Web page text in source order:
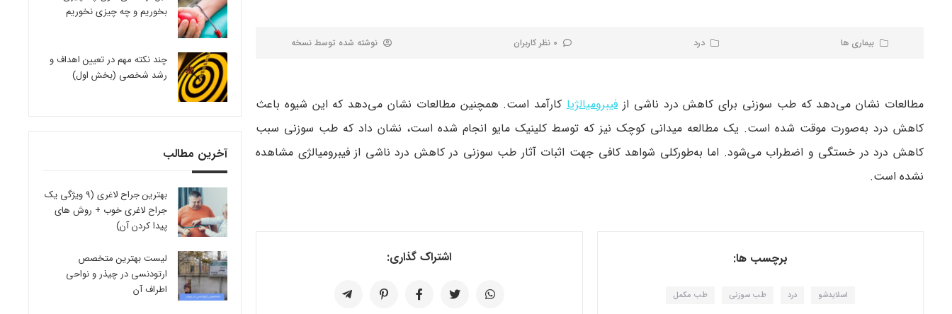
بیماری ها درد 0 نظر کاربران نوشته شده توسط نسخه
مطالعات نشان می‌دهد که طب سوزنی برای کاهش درد ناشی از فیبرومیالژیاکارآمد است. همچنین مطالعات نشان می‌دهد که این شیوه باعث
کاهش درد به‌صورت موقت شده است. یک مطالعه میدانی کوچک نیز که توسط کلینیک مایو انجام‌ شده است، نشان داد که طب سوزنی سبب
کاهش درد در خستگی و اضطراب می‌شود. اما به‌طورکلی شواهد کافی جهت اثبات آثار طب سوزنی در کاهش درد ناشی از فیبرومیالژی مشاهده
نشده است.
برچسب ها:
اسلایدشو درد طب سوزنی طب مکمل
اشتراک گذاری:
بخوریم و چه چیزی نخوریم
چند نکته مهم در تعیین اهداف و
رشد شخصی (بخش اول)
آخرین مطالب
بهترین جراح لاغری (9 ویژگی یک
جراح لاغری خوب + روش های
پیدا کردن آن)
لیست بهترین متخصص
ارتودنسی در چیذر و نواحی
اطراف آن